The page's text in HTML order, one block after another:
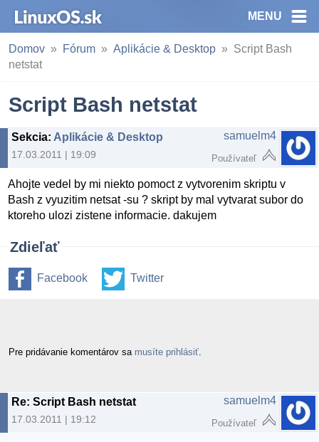
MENU
Domov Fórum Aplikácie & Desktop
Script Bash
netstat
Script Bash netstat
Sekcia: Aplikácie & Desktop
17.03.2011 | 19:09
samuelm4
Používateľ
Ahojte vedel by mi niekto pomoct z vytvorenim skriptu v
Bash z vyuzitim netsat -su ? skript by mal vytvarat subor do
ktoreho ulozi zistene informacie. dakujem
Zdieľať
Facebook Twitter
Pre pridávanie komentárov sa musíte prihlásiť
Re: Script Bash netstat
17.03.2011 | 19:12
samuelm4
Používateľ